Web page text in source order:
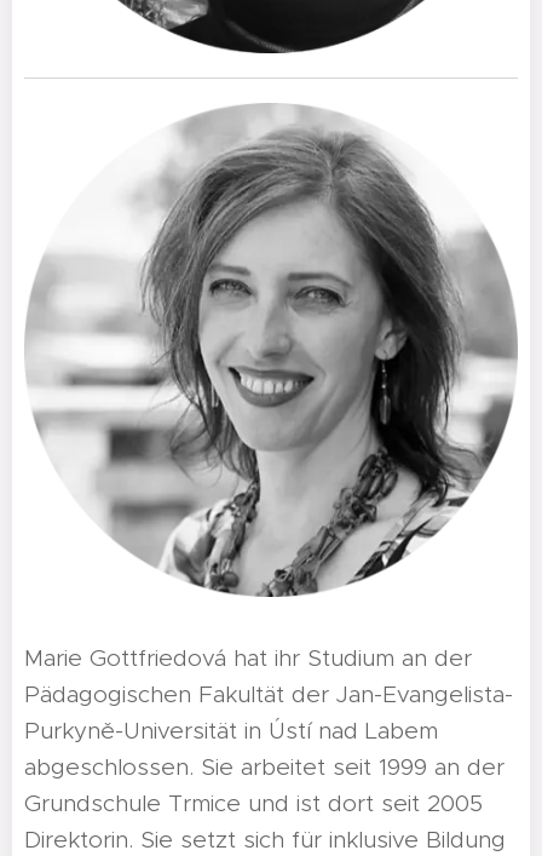
Marie Gottfriedová hat ihr Studium an der
Pädagogischen Fakultät der Jan-Evangelista-
Purkyně-Universität in Ústí nad Labem
abgeschlossen. Sie arbeitet seit 1999 an der
Grundschule Trmice und ist dort seit 2005
Direktorin. Sie setzt sich für inklusive Bildung